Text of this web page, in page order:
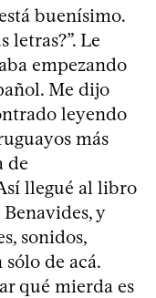
buenísimo.
letras?”. Le
empezando
Me dijo
leyendo
más
de
llegué al libro
y
sonidos,
de acá.
qué mierda es